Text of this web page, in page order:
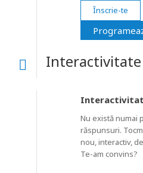
Înscrie-te
Interactivitate
Nu există numai
răspunsuri.
nou, interactiv,
Te-am convins?